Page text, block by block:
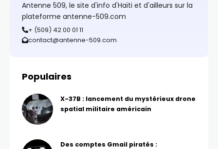
Antenne 509, le site d'info d'Haïti et d'ailleurs sur la
plateforme antenne-509.com
+ (509) 42 00 01 11
contact@antenne-509.com
Populaires
X-37B : lancement du mystérieux drone
spatial militaire américain
Des comptes Gmail piratés :